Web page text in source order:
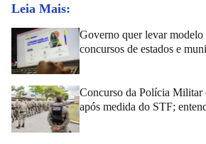
Leia Mais:
Governo quer levar
concursos de estados e
Concurso da Polícia Militar
após medida do STF;